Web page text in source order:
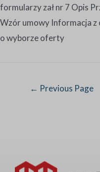
formularzy zał nr 7 Opis
Wzór umowy Informacja
o wyborze oferty
← Previous Page